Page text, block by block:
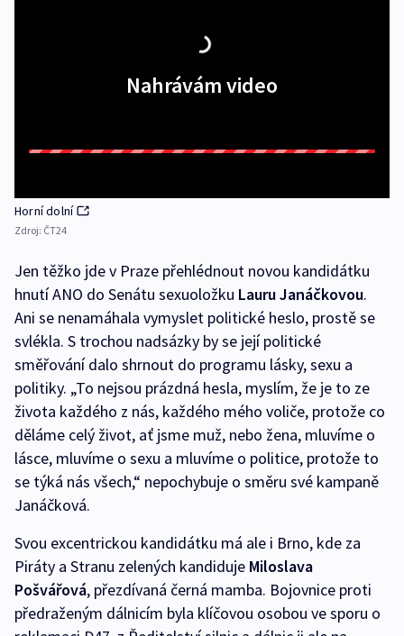
Nahrávám video
Horní dolní
Zdroj: ČT24
Jen těžko jde v Praze přehlédnout novou kandidátku
hnutí ANO do Senátu sexuoložku Lauru Janáčkovou.
Ani se nenamáhala vymyslet politické heslo, prostě se
svlékla. S trochou nadsázky by se její politické
směřování dalo shrnout do programu lásky, sexu a
politiky. „To nejsou prázdná hesla, myslím, že je to ze
života každého z nás, každého mého voliče, protože co
děláme celý život, ať jsme muž, nebo žena, mluvíme o
lásce, mluvíme o sexu a mluvíme o politice, protože to
se týká nás všech,“ nepochybuje o směru své kampaně
Janáčková.
Svou excentrickou kandidátku má ale i Brno, kde za
Piráty a Stranu zelených kandiduje Miloslava
Pošvářová, přezdívaná černá mamba. Bojovnice proti
předraženým dálnicím byla klíčovou osobou ve sporu o